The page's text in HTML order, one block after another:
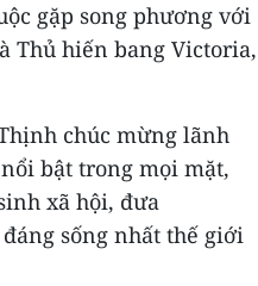
gặp song phương với
Thủ hiến bang Victoria,
chúc mừng lãnh
bật trong mọi mặt,
xã hội, đưa
sống nhất thế giới